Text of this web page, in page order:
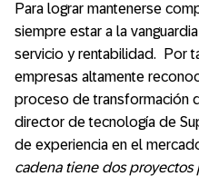
Para lograr mantenerse
siempre estar a la
servicio y rentabilidad. Por
empresas altamente
proceso de transformación
director de tecnología de
de experiencia en el
cadena tiene dos proyectos